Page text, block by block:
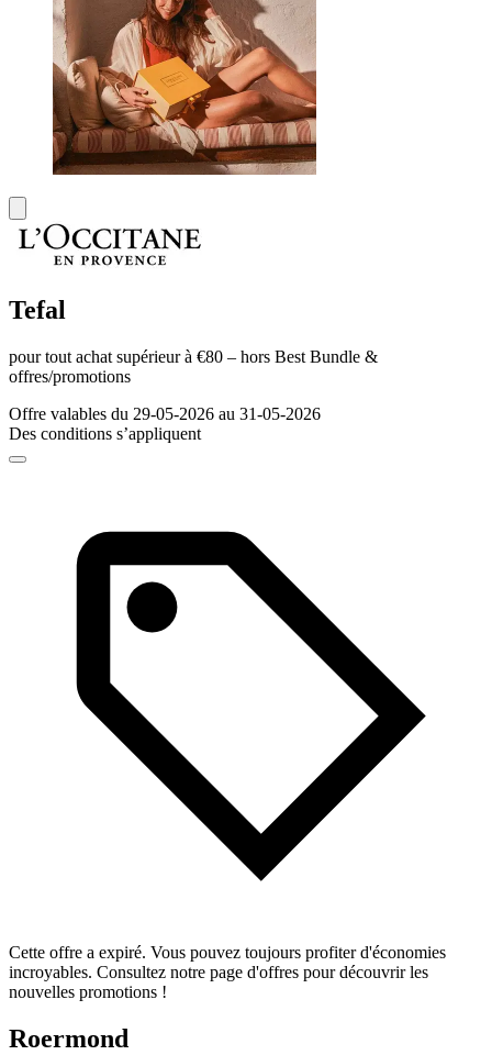
Tefal
pour tout achat supérieur à €80 – hors Best Bundle &
offres/promotions
Offre valables du 29-05-2026 au 31-05-2026
Des conditions s’appliquent
Cette offre a expiré. Vous pouvez toujours profiter d'économies
incroyables. Consultez notre page d'offres pour découvrir les
nouvelles promotions !
Roermond